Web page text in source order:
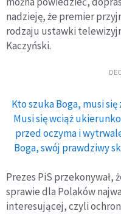
nadzieję, że premier
rodzaju ustawki
Kaczyński.
Kto szuka Boga, musi
Musi się wciąż
przed oczyma i
Boga, swój prawdziwy
Prezes PiS przekonywał,
sprawie dla Polaków
interesującej, czyli